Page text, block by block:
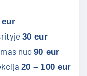
eur
30 eur
nuo 90 eur
20 – 100 eur